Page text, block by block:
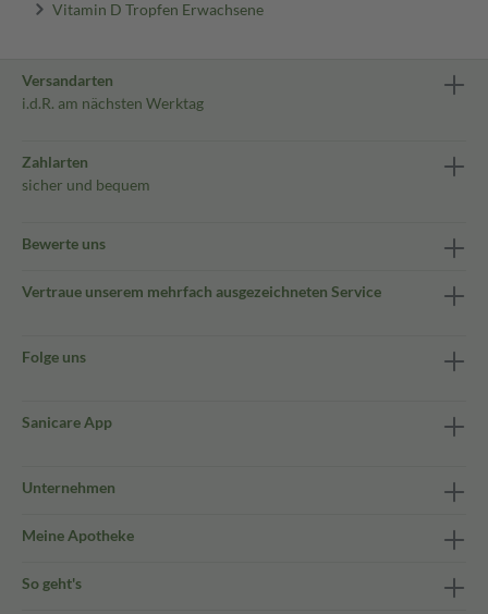
Vitamin D Tropfen Erwachsene
Versandarten
i.d.R. am nächsten Werktag
Zahlarten
sicher und bequem
Bewerte uns
Vertraue unserem mehrfach ausgezeichneten Service
Folge uns
Sanicare App
Unternehmen
Meine Apotheke
So geht's